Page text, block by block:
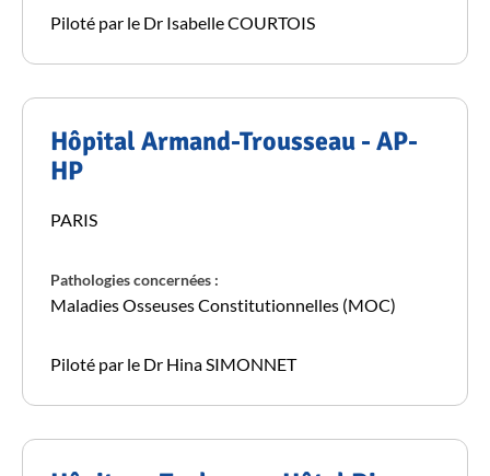
Piloté par le Dr Isabelle COURTOIS
Hôpital Armand-Trousseau - AP-
HP
PARIS
Pathologies concernées :
Maladies Osseuses Constitutionnelles (MOC)
Piloté par le Dr Hina SIMONNET